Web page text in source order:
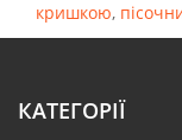
кришкою,
КАТЕГОРІЇ